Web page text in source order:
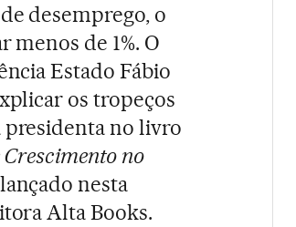
desemprego, o
menos de 1%. O
Estado Fábio
os tropeços
presidenta no livro
no
nesta
Alta Books.